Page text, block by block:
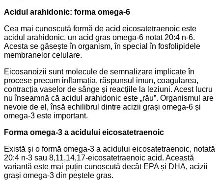
Acidul arahidonic: forma omega-6
Cea mai cunoscută formă de acid eicosatetraenoic este
acidul arahidonic, un acid gras omega-6 notat 20:4 n-6.
Acesta se găsește în organism, în special în fosfolipidele
membranelor celulare.
Eicosanoizii sunt molecule de semnalizare implicate în
procese precum inflamația, răspunsul imun, coagularea,
contracția vaselor de sânge și reacțiile la leziuni. Acest lucru
nu înseamnă că acidul arahidonic este „rău”. Organismul are
nevoie de el, însă echilibrul dintre acizii grași omega-6 și
omega-3 este important.
Forma omega-3 a acidului eicosatetraenoic
Există și o formă omega-3 a acidului eicosatetraenoic, notată
20:4 n-3 sau 8,11,14,17-eicosatetraenoic acid. Această
variantă este mai puțin cunoscută decât EPA și DHA, acizii
grași omega-3 din peștele gras.